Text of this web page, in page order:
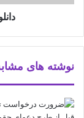
نوشته های